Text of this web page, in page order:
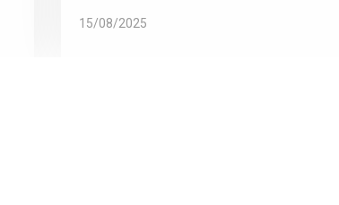
15/08/2025